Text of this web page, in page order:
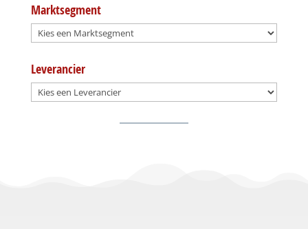
Marktsegment
Leverancier